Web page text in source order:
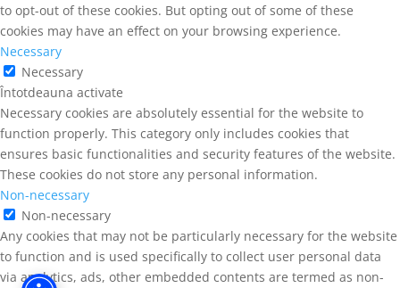
to opt-out of these cookies. But opting out of some of these
cookies may have an effect on your browsing experience.
Necessary
Necessary
Întotdeauna activate
Necessary cookies are absolutely essential for the website to
function properly. This category only includes cookies that
ensures basic functionalities and security features of the website.
These cookies do not store any personal information.
Non-necessary
Non-necessary
Any cookies that may not be particularly necessary for the website
to function and is used specifically to collect user personal data
via analytics, ads, other embedded contents are termed as non-